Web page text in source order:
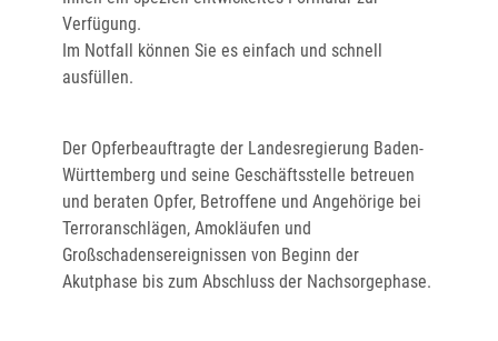
Verfügung.
Im Notfall können Sie es einfach und schnell
ausfüllen.
Der Opferbeauftragte der Landesregierung Baden-
Württemberg und seine Geschäftsstelle betreuen
und beraten Opfer, Betroffene und Angehörige bei
Terroranschlägen, Amokläufen und
Großschadensereignissen von Beginn der
Akutphase bis zum Abschluss der Nachsorgephase.